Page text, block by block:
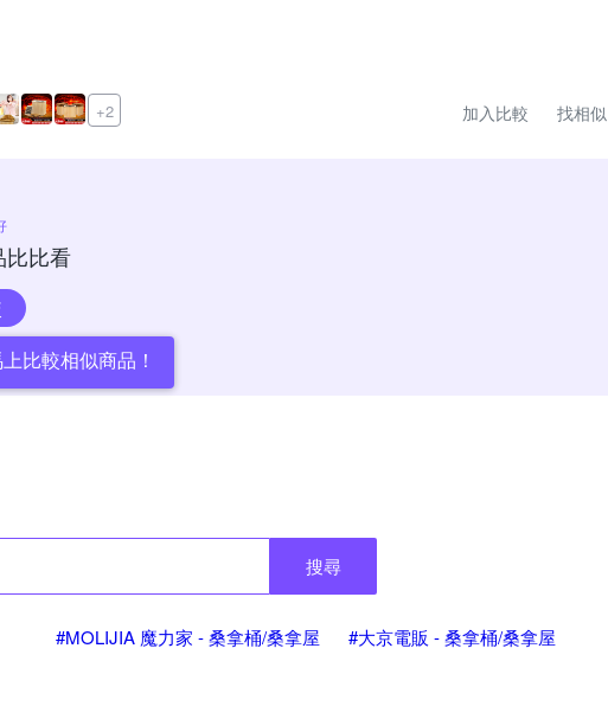
+2 加入比較 找相似
比比看
比較相似商品！
搜尋
#MOLIJIA 魔力家 - 桑拿桶/桑拿屋 #大京電販 - 桑拿桶/桑拿屋